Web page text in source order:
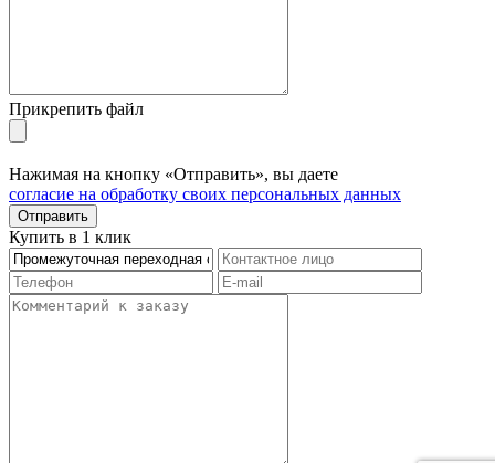
Прикрепить файл
Нажимая на кнопку «Отправить», вы даете
согласие на обработку своих персональных данных
Отправить
Купить в 1 клик